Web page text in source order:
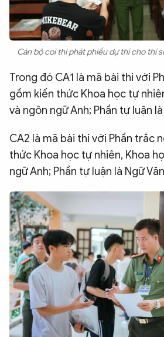
Cán bộ coi thi phát phiếu dự thi cho thí
Trong đó CA1 là mã bài thi với
gồm kiến thức Khoa học tự
và ngôn ngữ Anh; Phần tự luận là
CA2 là mã bài thi với Phần trắc
thức Khoa học tự nhiên, Khoa
ngữ Anh; Phần tự luận là Ngữ